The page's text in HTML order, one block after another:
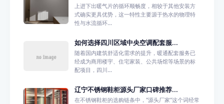
上进下出暖气片的循环顺畅度，相较于其他安装方
式确实更具优势，这一特性主要源于热水的物理特
性与水流循环...
如何选择四川区域中央空调配套服...
随着国内建筑舒适化需求的提升，暖通配套服务已
经成为商用楼宇、住宅家装、公共场馆等场景的标
配项目，四川...
辽宁不锈钢鞋柜源头厂家口碑推荐...
在不锈钢鞋柜的选购链条中，“源头厂家”这个词经常